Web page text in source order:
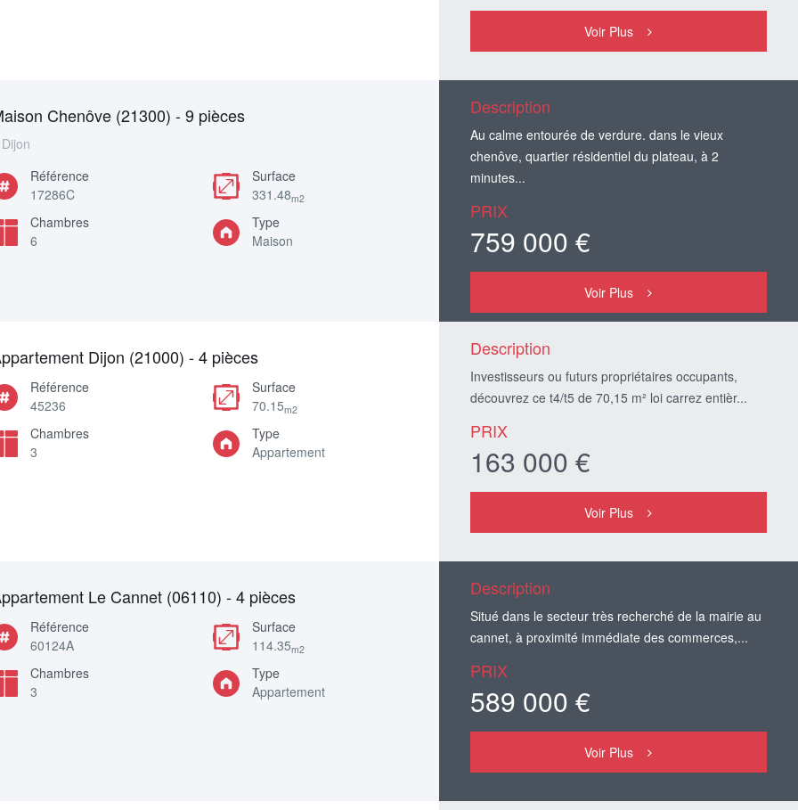
Voir Plus
Chenôve (21300) - 9 pièces
Référence
17286C
Surface
331.48m2
Chambres
6
Type
Maison
Description
Au calme entourée de verdure. dans le vieux
chenôve, quartier résidentiel du plateau, à 2
minutes...
PRIX
759 000 €
Voir Plus
Dijon (21000) - 4 pièces
Référence
45236
Surface
70.15m2
Chambres
3
Type
Appartement
Description
Investisseurs ou futurs propriétaires occupants,
découvrez ce t4/t5 de 70,15 m² loi carrez entièr...
PRIX
163 000 €
Voir Plus
Le Cannet (06110) - 4 pièces
Référence
60124A
Surface
114.35m2
Chambres
3
Type
Appartement
Description
Situé dans le secteur très recherché de la mairie au
cannet, à proximité immédiate des commerces,...
PRIX
589 000 €
Voir Plus